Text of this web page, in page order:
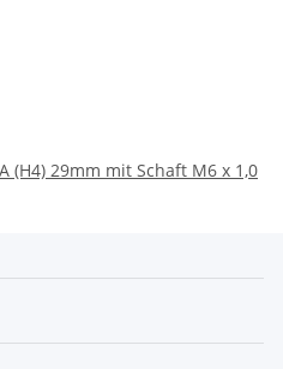
(H4) 29mm mit Schaft M6 x 1,0